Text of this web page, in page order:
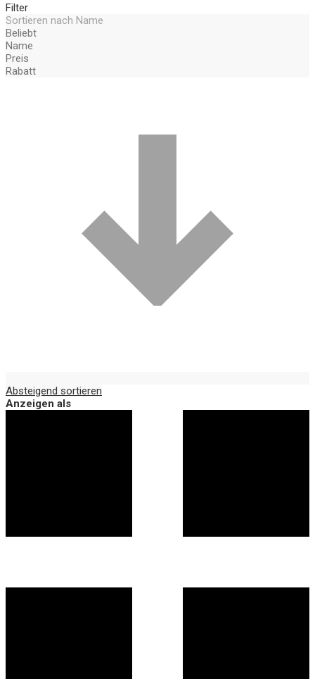
Filter
Sortieren nach Name
Beliebt
Name
Preis
Rabatt
Absteigend sortieren
Anzeigen als